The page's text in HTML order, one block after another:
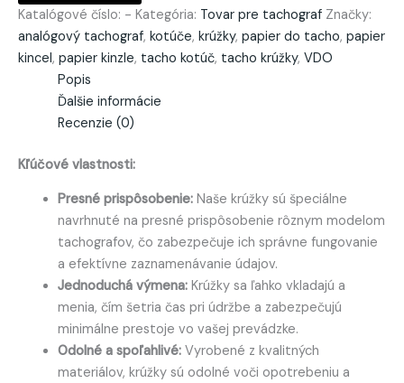
Katalógové číslo: - Kategória: Tovar pre tachograf Značky:
analógový tachograf, kotúče, krúžky, papier do tacho, papier
kincel, papier kinzle, tacho kotúč, tacho krúžky, VDO
Popis
Ďalšie informácie
Recenzie (0)
Kľúčové vlastnosti:
Presné prispôsobenie:Naše krúžky sú špeciálne
navrhnuté na presné prispôsobenie rôznym modelom
tachografov, čo zabezpečuje ich správne fungovanie
a efektívne zaznamenávanie údajov.
Jednoduchá výmena:Krúžky sa ľahko vkladajú a
menia, čím šetria čas pri údržbe a zabezpečujú
minimálne prestoje vo vašej prevádzke.
Odolné a spoľahlivé:Vyrobené z kvalitných
materiálov, krúžky sú odolné voči opotrebeniu a